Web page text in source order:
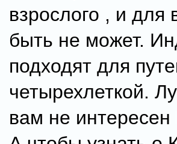
взрослого , и для
быть не может.
подходят для
четырехлеткой.
вам не